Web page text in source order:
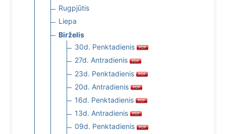
Rugpjūtis
Liepa
Birželis
30d. Penktadienis
27d. Antradienis
23d. Penktadienis
20d. Antradienis
16d. Penktadienis
13d. Antradienis
09d. Penktadienis